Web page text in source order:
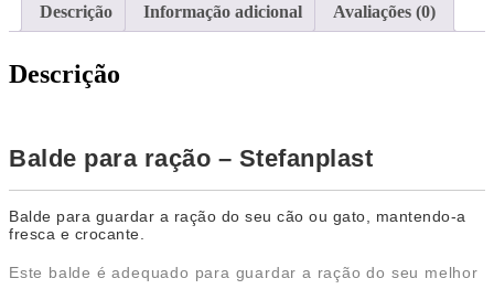
Descrição Informação adicional Avaliações (0)
Descrição
Balde para ração – Stefanplast
Balde para guardar a ração do seu cão ou gato, mantendo-a
fresca e crocante.
Este balde é adequado para guardar a ração do seu melhor